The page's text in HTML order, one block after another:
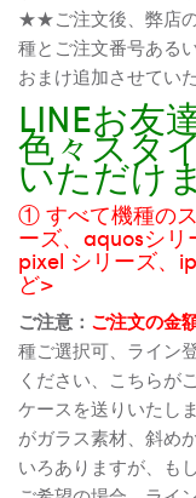
★★ご注文後、弊店
種とご注文番号ある
おまけ追加させてい
LINEお友
色々スタ
いただけ
① すべて機種の
ーズ、aquosシ
pixel シリーズ、
ど>
ご注意： ご注文の金
種ご選択可、ライン
ください、こちらが
ケースを送りいたし
がガラス素材、斜め
いろありますが、も